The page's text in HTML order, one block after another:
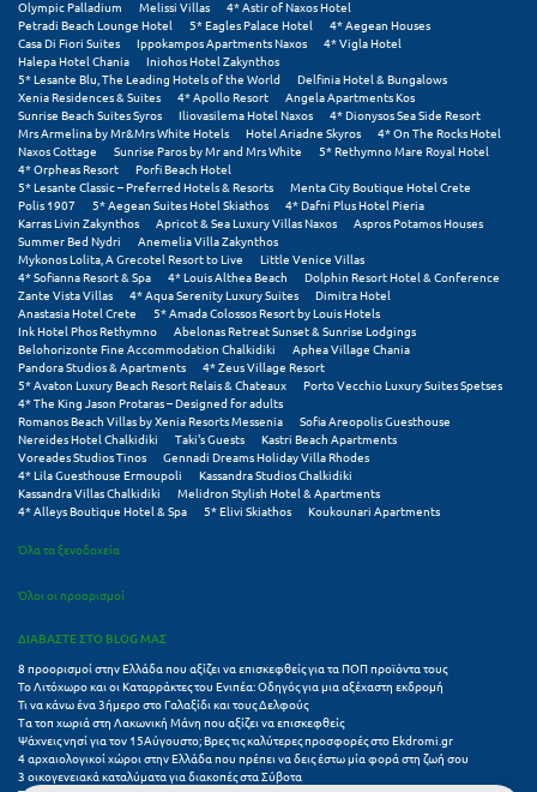
Πάλαιρος
Παξοί
Παραλία Κατερίνης
Παραλία Λιτοχώρου
Παράλιο Άστρος
Πάργα
Παρνασσός
Πάρος
Πάτμος
Πάτρα
Παύλιανη
Πιερία
Πλαταμώνας
Πλύτρα Λακωνίας
Olympic Palladium
Melissi Villas
4* Astir of Naxos Hotel
Petradi Beach Lounge Hotel
5* Eagles Palace Hotel
4* Aegean Houses
Casa Di Fiori Suites
Ippokampos Apartments Naxos
4* Vigla Hotel
Halepa Hotel Chania
Iniohos Hotel Zakynthos
5* Lesante Blu, The Leading Hotels of the World
Delfinia Hotel & Bungalows
Xenia Residences & Suites
4* Apollo Resort
Angela Apartments Kos
Sunrise Beach Suites Syros
Iliovasilema Hotel Naxos
4* Dionysos Sea Side Resort
Mrs Armelina by Mr&Mrs White Hotels
Hotel Ariadne Skyros
4* On The Rocks Hotel
Naxos Cottage
Sunrise Paros by Mr and Mrs White
5* Rethymno Mare Royal Hotel
4* Orpheas Resort
Porfi Beach Hotel
5* Lesante Classic – Preferred Hotels & Resorts
Menta City Boutique Hotel Crete
Polis 1907
5* Aegean Suites Hotel Skiathos
4* Dafni Plus Hotel Pieria
Karras Livin Zakynthos
Apricot & Sea Luxury Villas Naxos
Aspros Potamos Houses
Summer Bed Nydri
Anemelia Villa Zakynthos
Mykonos Lolita, A Grecotel Resort to Live
Little Venice Villas
4* Sofianna Resort & Spa
4* Louis Althea Beach
Dolphin Resort Hotel & Conference
Zante Vista Villas
4* Aqua Serenity Luxury Suites
Dimitra Hotel
Anastasia Hotel Crete
5* Amada Colossos Resort by Louis Hotels
Ink Hotel Phos Rethymno
Abelonas Retreat Sunset & Sunrise Lodgings
Belohorizonte Fine Accommodation Chalkidiki
Aphea Village Chania
Pandora Studios & Apartments
4* Zeus Village Resort
5* Avaton Luxury Beach Resort Relais & Chateaux
Porto Vecchio Luxury Suites Spetses
4* The King Jason Protaras – Designed for adults
Romanos Beach Villas by Xenia Resorts Messenia
Sofia Areopolis Guesthouse
Nereides Hotel Chalkidiki
Taki's Guests
Kastri Beach Apartments
Voreades Studios Tinos
Gennadi Dreams Holiday Villa Rhodes
4* Lila Guesthouse Ermoupoli
Kassandra Studios Chalkidiki
Kassandra Villas Chalkidiki
Melidron Stylish Hotel & Apartments
4* Alleys Boutique Hotel & Spa
5* Elivi Skiathos Koukounari Apartments
Όλα τα ξενοδοχεία
Όλοι οι προορισμοί
ΔΙΑΒΑΣΤΕ ΣΤΟ BLOG ΜΑΣ
8 προορισμοί στην Ελλάδα που αξίζει να επισκεφθείς για τα ΠΟΠ προϊόντα τους
Το Λιτόχωρο και οι Καταρράκτες του Ενιπέα: Οδηγός για μια αξέχαστη εκδρομή
Τι να κάνω ένα 3ήμερο στο Γαλαξίδι και τους Δελφούς
Τα τοπ χωριά στη Λακωνική Μάνη που αξίζει να επισκεφθείς
Ψάχνεις νησί για τον 15Αύγουστο; Βρες τις καλύτερες προσφορές στο Ekdromi.gr
4 αρχαιολογικοί χώροι στην Ελλάδα που πρέπει να δεις έστω μία φορά στη ζωή σου
3 οικογενειακά καταλύματα για διακοπές στα Σύβοτα